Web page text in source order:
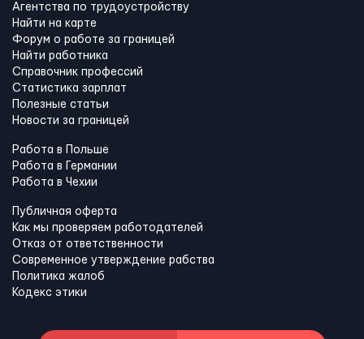
Агентства по трудоустройству
Найти на карте
Форум о работе за границей
Найти работника
Справочник профессий
Статистика зарплат
Полезные статьи
Новости за границей
Работа в Польше
Работа в Германии
Работа в Чехии
Публичная оферта
Как мы проверяем работодателей
Отказ от ответственности
Современное утверждение рабства
Политика жалоб
Кодекс этики